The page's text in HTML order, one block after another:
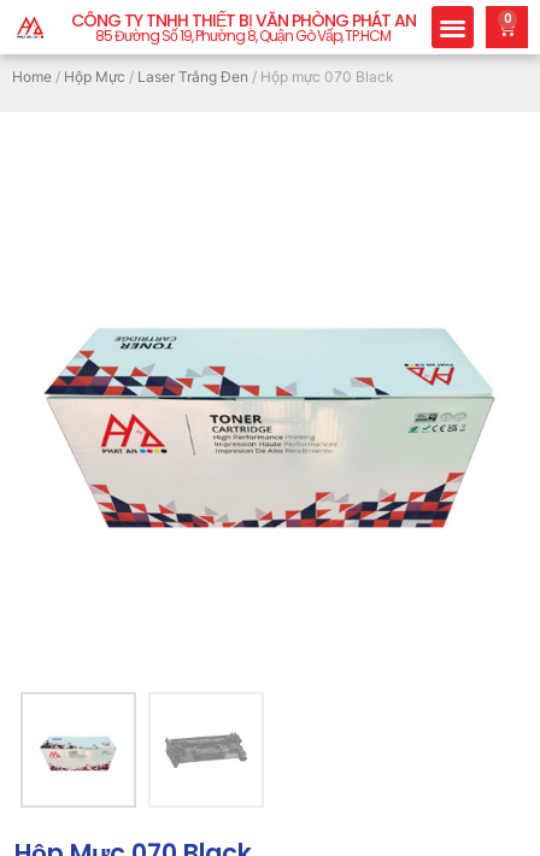
CÔNG TY TNHH THIẾT BỊ VĂN PHÒNG PHÁT AN
85 Đường Số 19, Phường 8, Quận Gò Vấp, TP.HCM
0
Home / Hộp Mực / Laser Trắng Đen / Hộp mực 070 Black